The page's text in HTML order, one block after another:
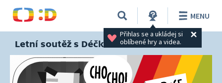
Přihlas se a ukládej si
oblíbené hry a videa.
MENU
Letní soutěž s Déčkem